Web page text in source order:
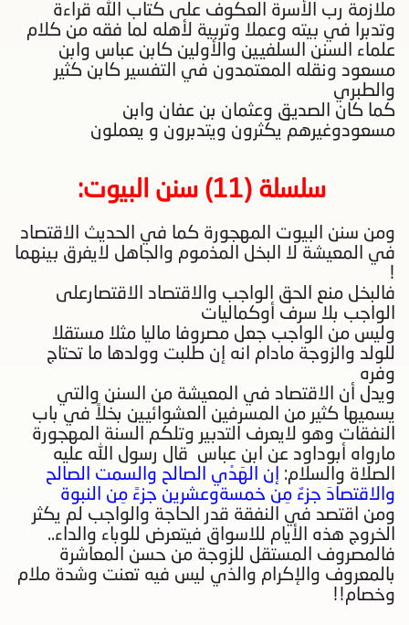
ملازمة رب الأسرة العكوف على كتاب الله قراءة
وتدبرا في بيته وعملا وتربية لأهله لما فقه من كلام
علماء السنن السلفيين والأولين كابن عباس وابن
مسعود ونقله المعتمدون في التفسير كابن كثير
والطبري
كما كان الصديق وعثمان بن عفان وابن
مسعودوغيرهم يكثرون ويتدبرون و يعملون
سلسلة (11) سنن البيوت :
ومن سنن البيوت المهجورة كما في الحديث الاقتصاد
في المعيشة لا البخل المذموم والجاهل لايفرق بينهما
!
فالبخل منع الحق الواجب والاقتصاد الاقتصارعلى
الواجب بلا سرف أوكماليات
وليس من الواجب جعل مصروفا ماليا مثلا مستقلا
للولد والزوجة مادام انه إن طلبت وولدها ما تحتاج
وفره
ويدل أن الاقتصاد في المعيشة من السنن والتي
يسميها كثير من المسرفين العشوائيين بخلاً في باب
النفقات وهو لايعرف التدبير وتلكم السنة المهجورة
مارواه أبوداود عن ابن عباس قال رسول الله عليه
الصلاة والسلام:
إن الهَدْي الصالح والسمت الصالح
والاقتصادَ جزءٌ مِن خمسةوعشرين جزءً مِن النبوة
ومن اقتصد في النفقة قدر الحاجة والواجب لم يكثر
الخروج هذه الأيام للاسواق فيتعرض للوباء والداء..
فالمصروف المستقل للزوجة من حسن المعاشرة
بالمعروف والإكرام والذي ليس فيه تعنت وشدة ملام
وخصام!!